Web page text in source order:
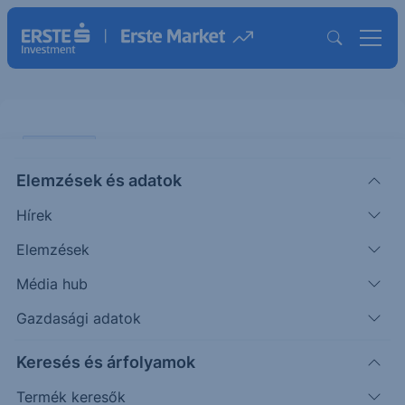
Elemzések és adatok
Hírek
Elemzések
Média hub
Gazdasági adatok
Keresés és árfolyamok
Termék keresők
vezérigazgatója
Lip-Bu Tan, az Intel vezérigazgatója a Fehér
Házban egyeztet Trumppal, aki a múlt héten